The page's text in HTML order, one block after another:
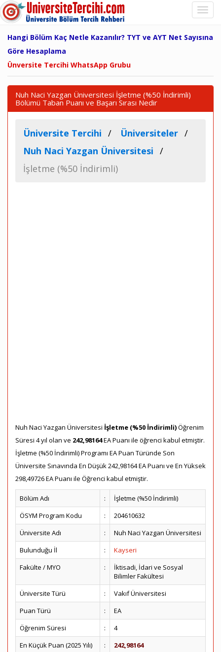
Hangi Bölüm Kaç Netle Kazanılır? TYT ve AYT Net Sayısına
Göre Hesaplama
Ünversite Tercihi WhatsApp Grubu
Nuh Naci Yazgan Üniversitesi İşletme (%50 İndirimli)
Bölümü Taban Puanı ve Başarı Sırası Nedir
Üniversite Tercihi
Üniversiteler
Nuh Naci Yazgan Üniversitesi
İşletme (%50 İndirimli)
Nuh Naci Yazgan Üniversitesi İşletme (%50 İndirimli)Öğrenim
Süresi 4 yıl olan ve 242,98164EA Puanı ile öğrenci kabul etmiştir.
İşletme (%50 İndirimli) Programı EA Puan Türünde Son
Üniversite Sınavında En Düşük 242,98164 EA Puanı ve En Yüksek
298,49726 EA Puanı ile Öğrenci kabul etmiştir.
Bölüm Adı :
İşletme (%50 İndirimli)
ÖSYM Program Kodu
:
204610632
Üniversite Adı
:
Nuh Naci Yazgan Üniversitesi
Bulunduğu İl
:
Kayseri
Fakülte / MYO
:
İktisadi, İdari ve Sosyal
Bilimler Fakültesi
Üniversite Türü
:
Vakıf Üniversitesi
Puan Türü
:
EA
Öğrenim Süresi
:
4
En Küçük Puan (2025 Yılı)
: 242,98164